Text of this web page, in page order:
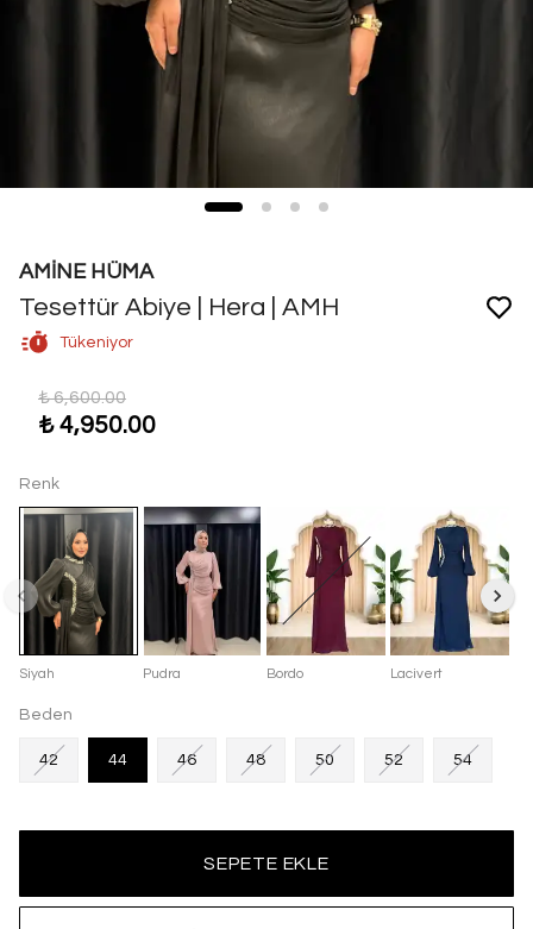
AMİNE HÜMA
Tesettür Abiye | Hera | AMH
Tükeniyor
₺ 6,600.00
₺ 4,950.00
Renk
Siyah Pudra Bordo Lacivert
Beden
42 44 46 48 50 52 54
SEPETE EKLE